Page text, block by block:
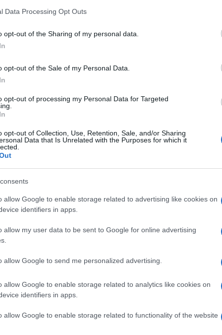
Data Processing Opt Outs
opt-out of the Sharing of my personal data.
opt-out of the Sale of my Personal Data.
opt-out of processing my Personal Data for Targeted
opt-out of Collection, Use, Retention, Sale, and/or Sharing
Data that Is Unrelated with the Purposes for which it
allow Google to enable storage related to advertising like cookies on
identifiers in apps.
allow my user data to be sent to Google for online advertising
allow Google to send me personalized advertising.
allow Google to enable storage related to analytics like cookies on
identifiers in apps.
allow Google to enable storage related to functionality of the website
turístico español?
actual incertidumbre geopolítica ha afectado los
visitantes de Estados Unidos y una caída en
y Alemania. Este cambio en los patrones de
de sus economías, lo que repercute en el
del sector.
del Producto Interno Bruto (PIB) turístico se
ejercicio. A pesar de esta desaceleración, se
nacional alcanzará el 18,5% a lo largo del
de la oferta turística. Este aspecto es crucial
sea sostenible y menos dependiente de la